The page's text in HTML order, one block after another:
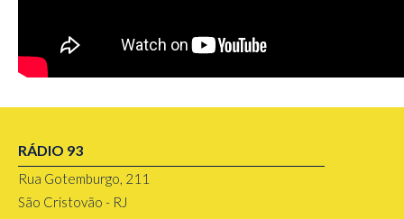
RÁDIO 93
Rua Gotemburgo, 211
São Cristovão - RJ